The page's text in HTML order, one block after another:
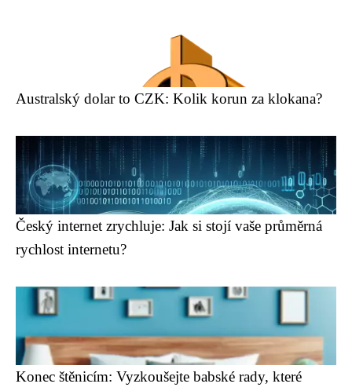
Australský dolar to CZK: Kolik korun za klokana?
Český internet zrychluje: Jak si stojí vaše průměrná
rychlost internetu?
Konec štěnicím: Vyzkoušejte babské rady, které